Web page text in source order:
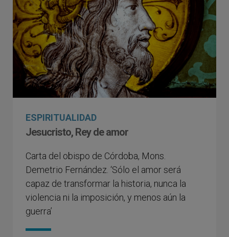
ESPIRITUALIDAD
Jesucristo, Rey de amor
Carta del obispo de Córdoba, Mons.
Demetrio Fernández. ‘Sólo el amor será
capaz de transformar la historia, nunca la
violencia ni la imposición, y menos aún la
guerra’